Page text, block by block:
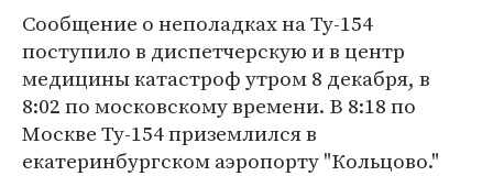
Сообщение о неполадках на Ту-154
поступило в диспетчерскую и в центр
медицины катастроф утром 8 декабря, в
8:02 по московскому времени. В 8:18 по
Москве Ту-154 приземлился в
екатеринбургском аэропорту "Кольцово."